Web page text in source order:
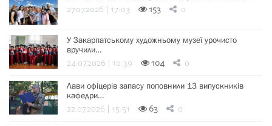
27.07.2026 | 17:03 153 0
У Закарпатському художньому музеї урочисто
вручили…
24.07.2026 | 10:39 104 0
Лави офіцерів запасу поповнили 13 випускників
кафедри…
22.07.2026 | 15:51 63 0